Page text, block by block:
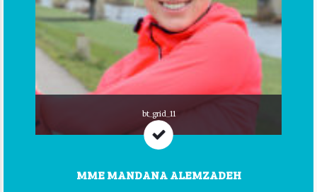
bt_grid_11
MME MANDANA ALEMZADEH